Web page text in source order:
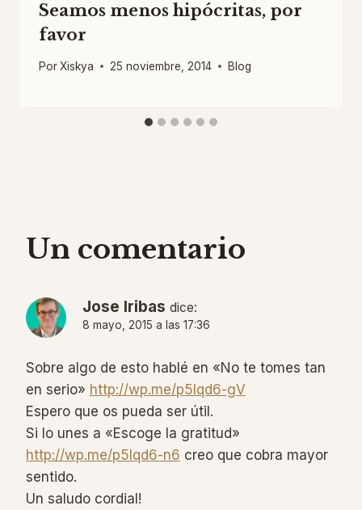
Seamos menos hipócritas, por
favor
PorXiskya 25 noviembre, 2014 Blog
Un comentario
Jose Iribas dice:
8 mayo, 2015 a las 17:36
Sobre algo de esto hablé en «No te tomes tan
en serio» http://wp.me/p5lqd6-gV
Espero que os pueda ser útil.
Si lo unes a «Escoge la gratitud»
http://wp.me/p5lqd6-n6 creo que cobra mayor
sentido.
Un saludo cordial!